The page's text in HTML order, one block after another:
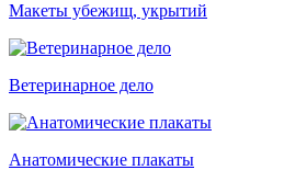
Макеты убежищ, укрытий
Ветеринарное дело
Анатомические плакаты